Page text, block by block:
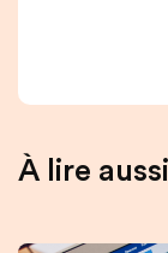
À lire aussi